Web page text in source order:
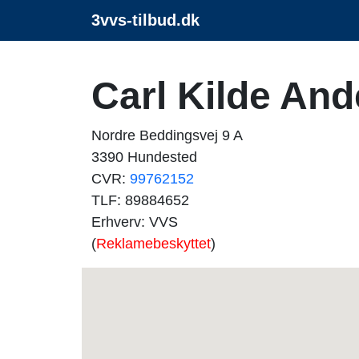
3vvs-tilbud.dk
Carl Kilde
Nordre Beddingsvej 9 A
3390 Hundested
CVR: 99762152
TLF: 89884652
Erhverv: VVS
(Reklamebeskyttet)